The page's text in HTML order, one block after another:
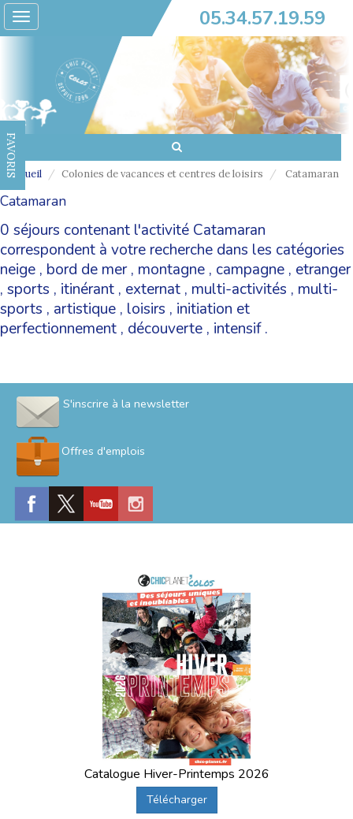
Toggle
navigation
05.34.57.19.59
FAVORIS
Accueil Colonies de vacances et centres de loisirs Catamaran
Catamaran
0 séjours contenant l'activité Catamaran
correspondent à votre recherche dans les catégories
neige , bord de mer, montagne , campagne , etranger
, sports , itinérant , externat , multi-activités , multi-
sports , artistique , loisirs , initiation et
perfectionnement , découverte , intensif.
S'inscrire à la newsletter
Offres d'emplois
Catalogue Hiver-Printemps 2026
Télécharger